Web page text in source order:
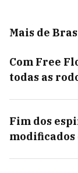
Mais de
Com Free
todas as
Fim dos